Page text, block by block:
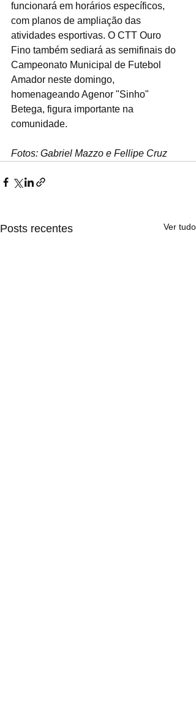
funcionará em horários específicos,
com planos de ampliação das
atividades esportivas. O CTT Ouro
Fino também sediará as semifinais do
Campeonato Municipal de Futebol
Amador neste domingo,
homenageando Agenor "Sinho"
Betega, figura importante na
comunidade.
Fotos: Gabriel Mazzo e Fellipe Cruz
Posts recentes Ver tudo